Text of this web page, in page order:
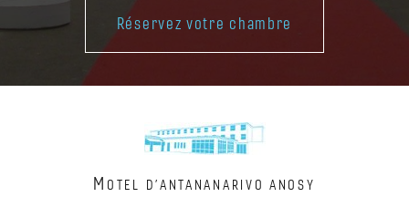
Réservez votre chambre
M OTEL D’ANTANANARIVO ANOSY